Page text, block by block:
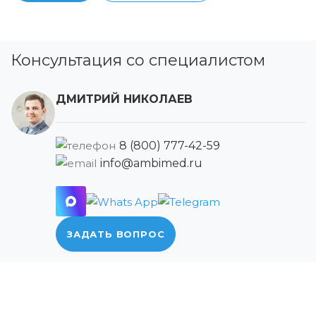
Консультация со специалистом
ДМИТРИЙ НИКОЛАЕВ
8 (800) 777-42-59
info@ambimed.ru
ЗАДАТЬ ВОПРОС